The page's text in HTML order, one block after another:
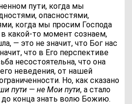
пути, когда мы
опасностями,
когда мы просим Господа
какой-то момент сознаем,
— это не значит, что Бог нас
что в Его перспективе
несостоятельна, что она
неведения, от нашей
Но, как сказано
пути — не Мои пути, а стало
конца знать волю Божию.